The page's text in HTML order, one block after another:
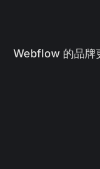
Webflow 的品牌